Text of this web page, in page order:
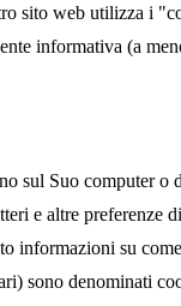
sito web utilizza i
informativa (a
sul Suo computer
e altre
informazioni su
sono denominati